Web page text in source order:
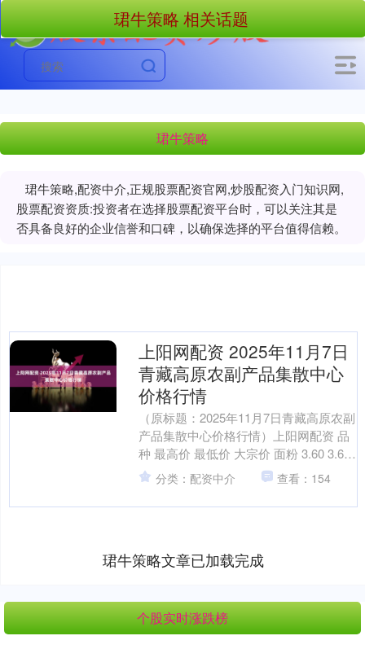
珺牛策略
珺牛策略,配资中介,正规股票配资官网,炒股配资入门知识网,
股票配资资质:投资者在选择股票配资平台时，可以关注其是
否具备良好的企业信誉和口碑，以确保选择的平台值得信赖。
珺牛策略 相关话题
上阳网配资 2025年11月7日
青藏高原农副产品集散中心
价格行情
（原标题：2025年11月7日青藏高原农副
产品集散中心价格行情）上阳网配资 品
种 最高价 最低价 大宗价 面粉 3.60 3.60
3.60 大米 4.40 4....
分类：配资中介 查看：154
珺牛策略文章已加载完成
个股实时涨跌榜